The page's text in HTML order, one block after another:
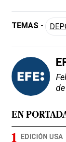
TEMAS -
EN
EDICIÓN USA